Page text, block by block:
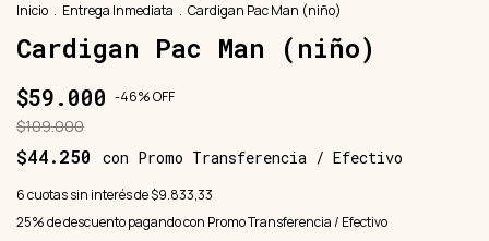
Inicio . Entrega Inmediata . Cardigan Pac Man (niño)
Cardigan Pac Man (niño)
$59.000 -46%OFF
$109.000
$44.250 con Promo Transferencia / Efectivo
6cuotas sin interés de$9.833,33
25% de descuentopagando con Promo Transferencia / Efectivo